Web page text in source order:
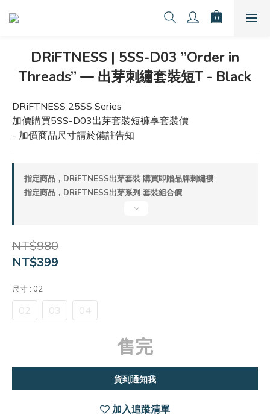
DRiFTNESS | 5SS-D03 ”Order in
Threads” — 出芽刺繡套裝短T - Black
DRiFTNESS 25SS Series
加價購買5SS-D03出芽套裝短褲享套裝價
- 加價商品尺寸請於備註告知
指定商品，DRiFTNESS出芽套裝 購買即贈品牌刺繡襪
指定商品，DRiFTNESS出芽系列 套裝組合價
NT$980
NT$399
尺寸 : 02
02 03 04
售完
貨到通知我
加入追蹤清單